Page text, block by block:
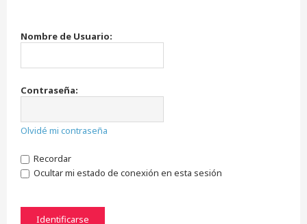
Nombre de Usuario:
Contraseña:
Olvidé mi contraseña
Recordar
Ocultar mi estado de conexión en esta sesión